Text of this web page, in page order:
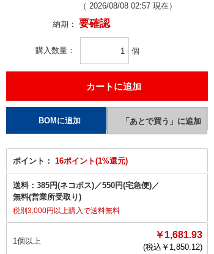
（ 2026/08/08 02:57 現在）
納期： 要確認
購入数量 個
ポイント： 16ポイント(1%還元)
送料： 385円(ネコポス)／550円(宅急便)／
無料(営業所受取り)
税別3,000円以上購入で送料無料
1個以上
￥1,681.93
(税込￥ 1,850.12)